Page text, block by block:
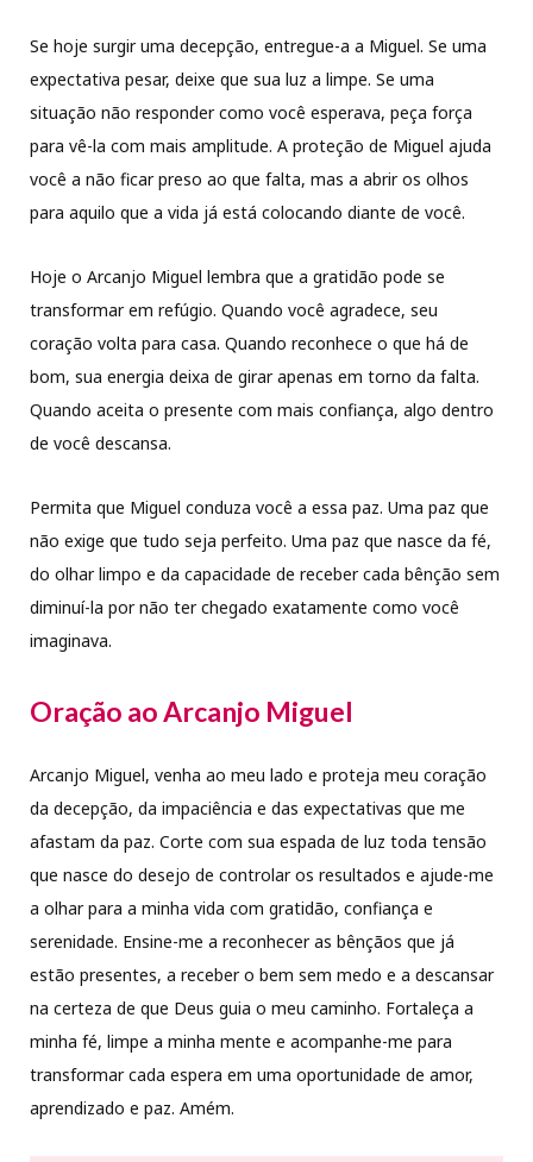
Se hoje surgir uma decepção, entregue-a a Miguel. Se uma
expectativa pesar, deixe que sua luz a limpe. Se uma
situação não responder como você esperava, peça força
para vê-la com mais amplitude. A proteção de Miguel ajuda
você a não ficar preso ao que falta, mas a abrir os olhos
para aquilo que a vida já está colocando diante de você.
Hoje o Arcanjo Miguel lembra que a gratidão pode se
transformar em refúgio. Quando você agradece, seu
coração volta para casa. Quando reconhece o que há de
bom, sua energia deixa de girar apenas em torno da falta.
Quando aceita o presente com mais confiança, algo dentro
de você descansa.
Permita que Miguel conduza você a essa paz. Uma paz que
não exige que tudo seja perfeito. Uma paz que nasce da fé,
do olhar limpo e da capacidade de receber cada bênção sem
diminuí-la por não ter chegado exatamente como você
imaginava.
Oração ao Arcanjo Miguel
Arcanjo Miguel, venha ao meu lado e proteja meu coração
da decepção, da impaciência e das expectativas que me
afastam da paz. Corte com sua espada de luz toda tensão
que nasce do desejo de controlar os resultados e ajude-me
a olhar para a minha vida com gratidão, confiança e
serenidade. Ensine-me a reconhecer as bênçãos que já
estão presentes, a receber o bem sem medo e a descansar
na certeza de que Deus guia o meu caminho. Fortaleça a
minha fé, limpe a minha mente e acompanhe-me para
transformar cada espera em uma oportunidade de amor,
aprendizado e paz. Amém.